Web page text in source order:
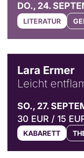
DO., 24.
LITERATUR
Lara Ermer
Leicht
SO., 27.
30 EUR / 15
KABARETT